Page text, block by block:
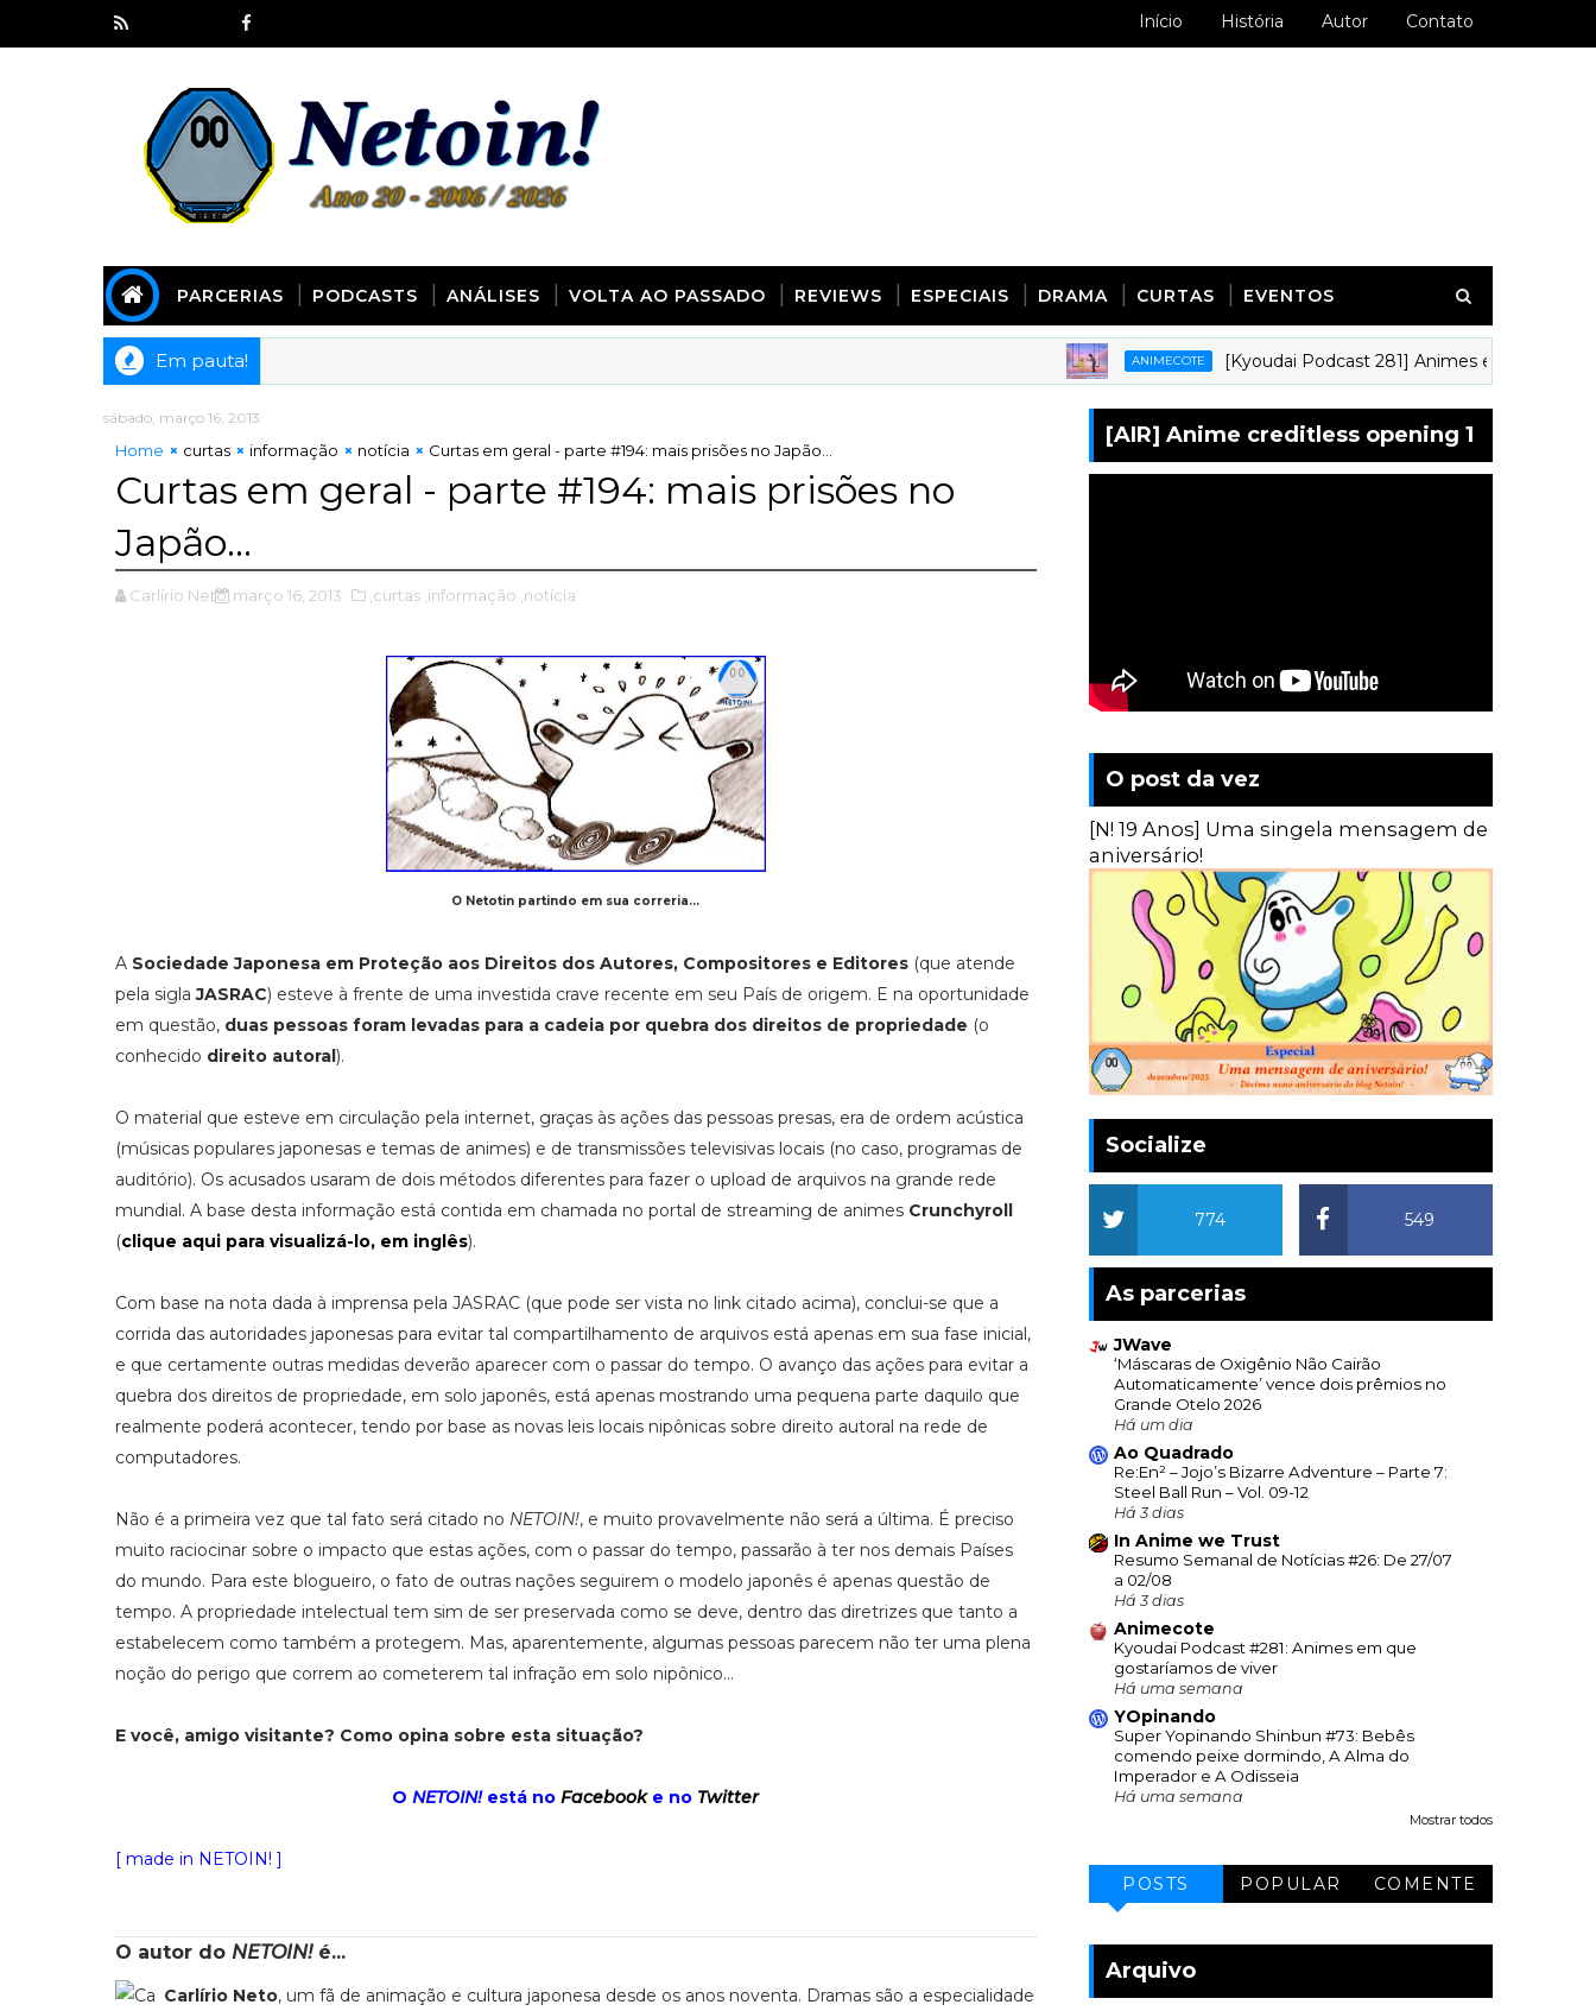
Início História Autor Contato
PARCERIAS PODCASTS ANÁLISES VOLTA AO PASSADO REVIEWS ESPECIAIS DRAMA CURTAS EVENTOS
Em pauta! ANIMECOTE [Kyoudai Podcast 281] Animes em que
sábado, março 16, 2013
Home curtas informação notícia Curtas em geral - parte #194: mais prisões no Japão...
Curtas em geral - parte #194: mais prisões no
Japão...
Carlírio Neto março 16, 2013 ,curtas ,informação ,notícia
O Netotin partindo em sua correria...
A Sociedade Japonesa em Proteção aos Direitos dos Autores, Compositores e Editores (que atende
pela siglaJASRAC) esteve à frente de uma investida crave recente em seu País de origem. E na oportunidade
em questão, duas pessoas foram levadas para a cadeia por quebra dos direitos de propriedade (o
conhecido direito autoral).
O material que esteve em circulação pela internet, graças às ações das pessoas presas, era de ordem acústica
(músicas populares japonesas e temas de animes) e de transmissões televisivas locais (no caso, programas de
auditório). Os acusados usaram de dois métodos diferentes para fazer o upload de arquivos na grande rede
mundial. A base desta informação está contida em chamada no portal de streaming de animes Crunchyroll
(clique aqui para visualizá-lo, em inglês).
Com base na nota dada à imprensa pela JASRAC (que pode ser vista no link citado acima), conclui-se que a
corrida das autoridades japonesas para evitar tal compartilhamento de arquivos está apenas em sua fase inicial,
e que certamente outras medidas deverão aparecer com o passar do tempo. O avanço das ações para evitar a
quebra dos direitos de propriedade, em solo japonês, está apenas mostrando uma pequena parte daquilo que
realmente poderá acontecer, tendo por base as novas leis locais nipônicas sobre direito autoral na rede de
computadores.
Não é a primeira vez que tal fato será citado no NETOIN!, e muito provavelmente não será a última. É preciso
muito raciocinar sobre o impacto que estas ações, com o passar do tempo, passarão à ter nos demais Países
do mundo. Para este blogueiro, o fato de outras nações seguirem o modelo japonês é apenas questão de
tempo. A propriedade intelectual tem sim de ser preservada como se deve, dentro das diretrizes que tanto a
estabelecem como também a protegem. Mas, aparentemente, algumas pessoas parecem não ter uma plena
noção do perigo que correm ao cometerem tal infração em solo nipônico...
E você, amigo visitante? Como opina sobre esta situação?
ONETOIN!está noFacebooke no Twitter
[ made in NETOIN! ]
O autor do NETOIN!é...
Carlírio Neto, um fã de animação e cultura japonesa desde os anos noventa. Dramas são a especialidade
[AIR] Anime creditless opening 1
O post da vez
[N! 19 Anos] Uma singela mensagem de
aniversário!
Socialize
549
774
As parcerias
JWave
‘Máscaras de Oxigênio Não Cairão
Automaticamente’ vence dois prêmios no
Grande Otelo 2026
Há um dia
Ao Quadrado
Re:En² – Jojo’s Bizarre Adventure – Parte 7:
Steel Ball Run – Vol. 09-12
Há 3 dias
In Anime we Trust
Resumo Semanal de Notícias #26: De 27/07
a 02/08
Há 3 dias
Animecote
Kyoudai Podcast #281: Animes em que
gostaríamos de viver
Há uma semana
YOpinando
Super Yopinando Shinbun #73: Bebês
comendo peixe dormindo, A Alma do
Imperador e A Odisseia
Há uma semana
Mostrar todos
POSTS POPULAR COMENTE
Arquivo